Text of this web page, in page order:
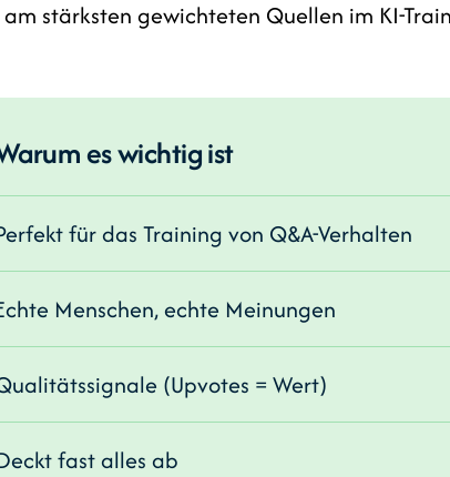
stärksten gewichteten Quellen im KI-
es wichtig ist
für das Training von Q&A-Verhalten
Menschen, echte Meinungen
(Upvotes = Wert)
fast alles ab